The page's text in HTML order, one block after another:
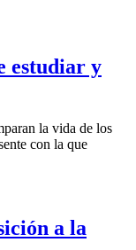
estudiar y
la vida de los
con la que
a la